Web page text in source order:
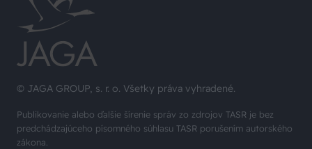
© JAGA GROUP, s. r. o. Všetky práva vyhradené.
Publikovanie alebo ďalšie šírenie správ zo zdrojov TASR je bez
predchádzajúceho písomného súhlasu TASR porušením autorského
zákona.